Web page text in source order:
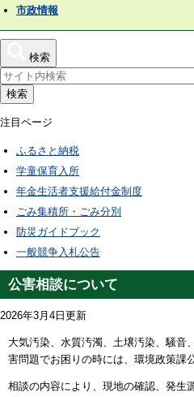
市政情報
検索
検索
注目ページ
ふるさと納税
学童保育入所
年金生活者支援給付金制度
ごみ集積所・ごみ分別
防災ガイドブック
一般競争入札公告
公害相談について
2026年3月4日更新
大気汚染、水質汚濁、土壌汚染、騒音
害問題でお困りの時には、環境政策課
相談の内容により、現地の確認、発生